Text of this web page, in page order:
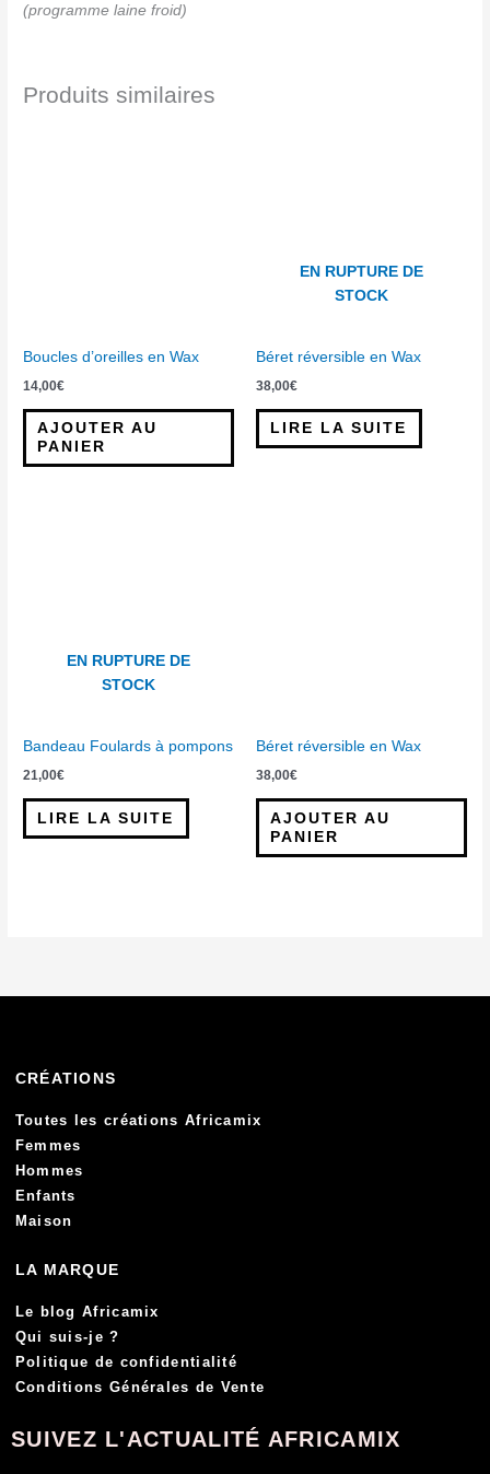
(programme laine froid)
Produits similaires
Boucles d’oreilles en Wax
14,00€
AJOUTER AU
PANIER
EN RUPTURE DE
STOCK
Béret réversible en Wax
38,00€
LIRE LA SUITE
EN RUPTURE DE
STOCK
Bandeau Foulards à pompons
21,00€
LIRE LA SUITE
Béret réversible en Wax
38,00€
AJOUTER AU
PANIER
CRÉATIONS
Toutes les créations Africamix
Femmes
Hommes
Enfants
Maison
LA MARQUE
Le blog Africamix
Qui suis-je ?
Politique de confidentialité
Conditions Générales de Vente
SUIVEZ L'ACTUALITÉ AFRICAMIX